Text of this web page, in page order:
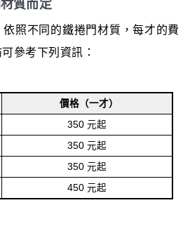
質而定
照不同的鐵捲門材質，每才的費
參考下列資訊：
價格（一才）
350 元起
350 元起
350 元起
450 元起